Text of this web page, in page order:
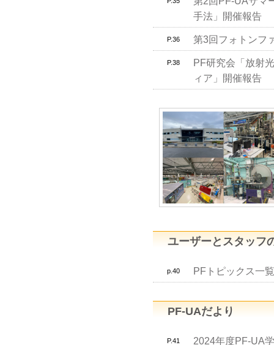
手法」開催報告
P.36 第3回フォトンフ
P.38
PF研究会「放射
ィア」開催報告
ユーザーとスタッフ
p.40 PFトピックス一
PF-UAだより
P.41 2024年度PF-UA